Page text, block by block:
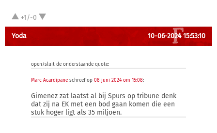
+1/-0
Yoda 10-06-2024 15:53:10
open/sluit de onderstaande quote:
Marc Acardipane schreef op 08 juni 2024 om 15:08:
Gimenez zat laatst al bij Spurs op tribune denk
dat zij na EK met een bod gaan komen die een
stuk hoger ligt als 35 miljoen.